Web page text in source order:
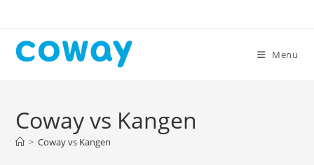
content
Menu
Coway vs Kangen
> Coway vs Kangen